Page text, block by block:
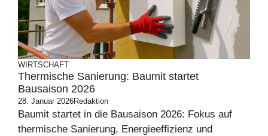
WIRTSCHAFT
Thermische Sanierung: Baumit startet
Bausaison 2026
28. Januar 2026Redaktion
Baumit startet in die Bausaison 2026: Fokus auf
thermische Sanierung, Energieeffizienz und